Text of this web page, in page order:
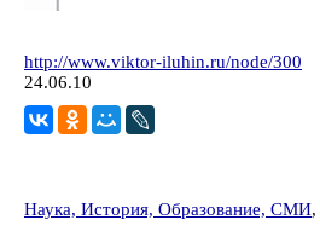
http://www.viktor-iluhin.ru/node/300
24.06.10
Наука, История, Образование, СМИ,